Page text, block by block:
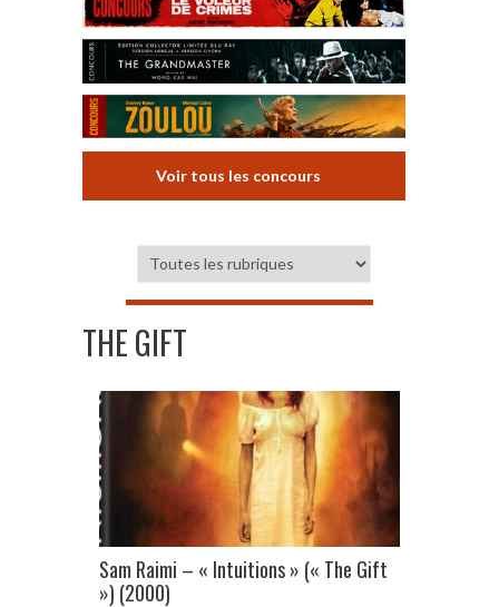
Voir tous les concours
THE GIFT
Sam Raimi – « Intuitions » (« The Gift
») (2000)